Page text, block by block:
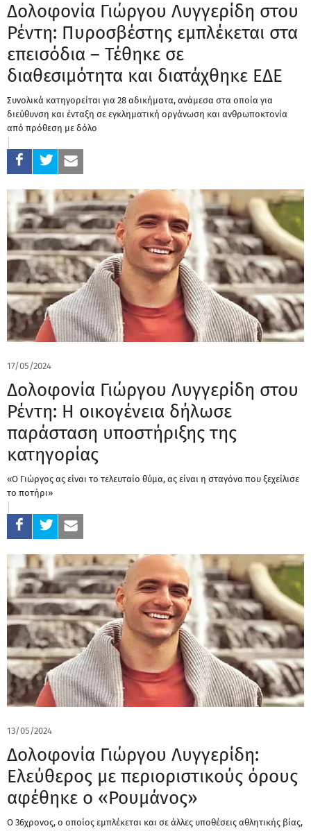
Δολοφονία Γιώργου Λυγγερίδη στου
Ρέντη: Πυροσβέστης εμπλέκεται στα
επεισόδια – Τέθηκε σε
διαθεσιμότητα και διατάχθηκε ΕΔΕ
Συνολικά κατηγορείται για 28 αδικήματα, ανάμεσα στα οποία για
διεύθυνση και ένταξη σε εγκληματική οργάνωση και ανθρωποκτονία
από πρόθεση με δόλο
17/05/2024
Δολοφονία Γιώργου Λυγγερίδη στου
Ρέντη: Η οικογένεια δήλωσε
παράσταση υποστήριξης της
κατηγορίας
«Ο Γιώργος ας είναι το τελευταίο θύμα, ας είναι η σταγόνα που ξεχείλισε
το ποτήρι»
13/05/2024
Δολοφονία Γιώργου Λυγγερίδη:
Ελεύθερος με περιοριστικούς όρους
αφέθηκε ο «Ρουμάνος»
Ο 36χρονος, ο οποίος εμπλέκεται και σε άλλες υποθέσεις αθλητικής βίας,